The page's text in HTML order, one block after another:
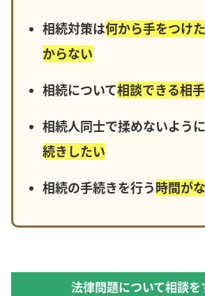
相続対策は何から手をつけ
からない
相続について相談できる相
相続人同士で揉めないように
続きしたい
相続の手続きを行う時間が
法律問題について相談を